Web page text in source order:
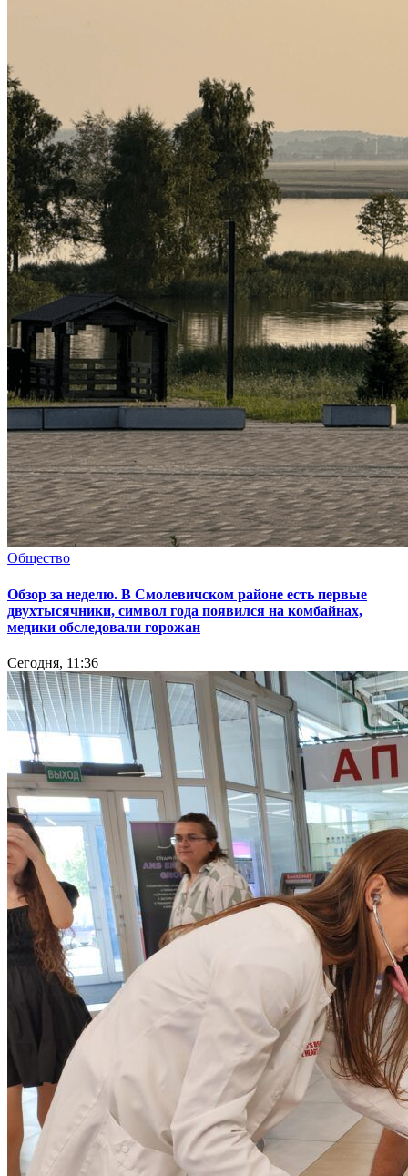
Общество
Обзор за неделю. В Смолевичском районе есть первые
двухтысячники, символ года появился на комбайнах,
медики обследовали горожан
Сегодня, 11:36